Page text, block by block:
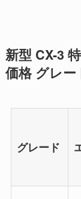
新型 CX-3
価格 グレー
グレード